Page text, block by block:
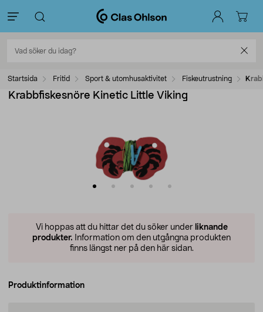
Startsida Fritid Sport & utomhusaktivitet Fiskeutrustning
Krabbfiskesnöre Kinetic Little Viking
Vi hoppas att du hittar det du söker under liknande
produkter. Information om den utgångna produkten
finns längst ner på den här sidan.
Produktinformation